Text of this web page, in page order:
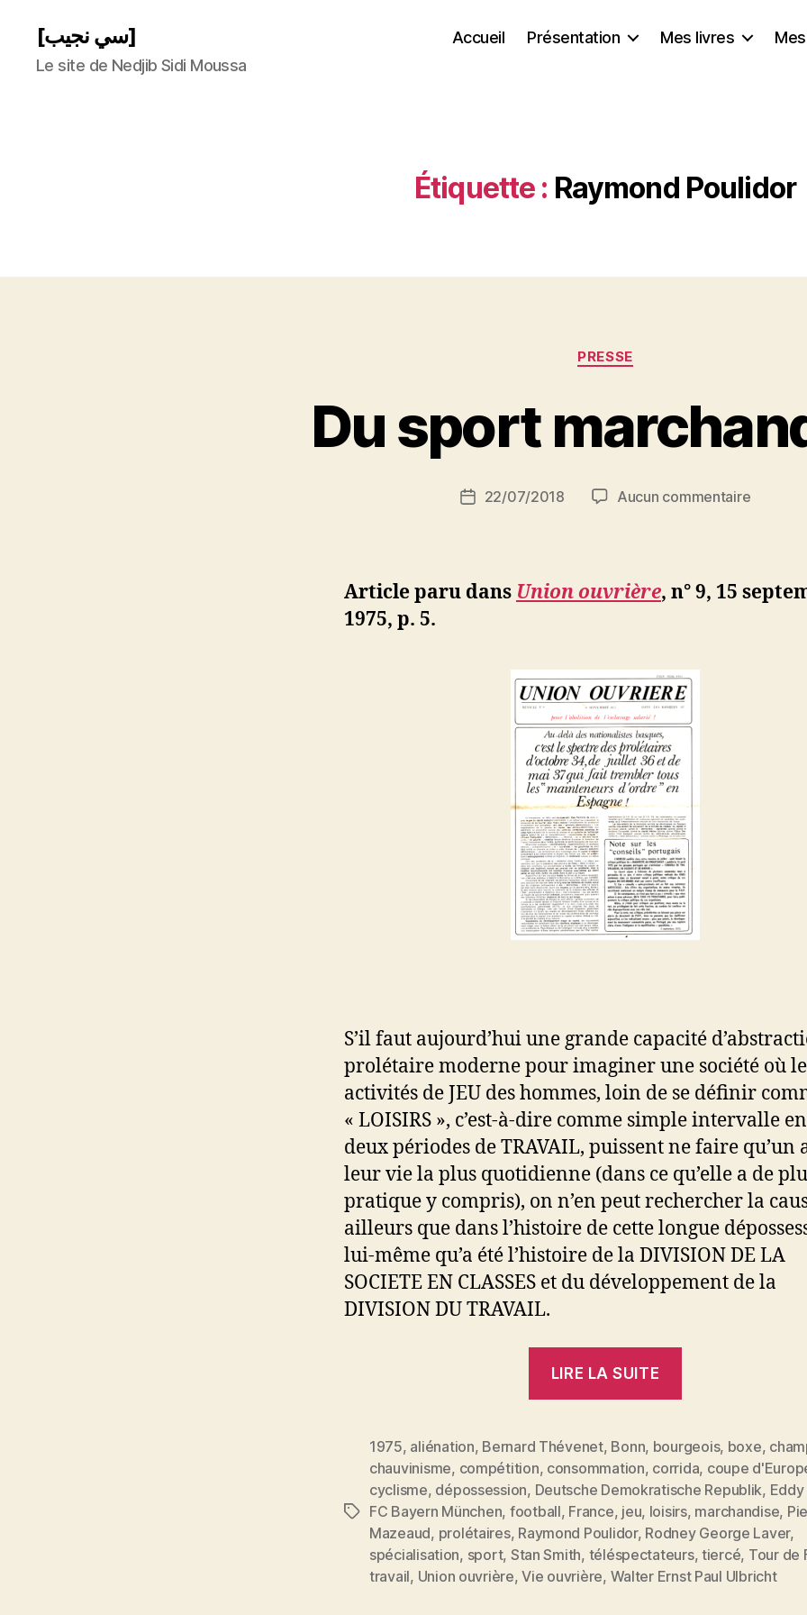
[سي نجيب]
Le site de Nedjib Sidi Moussa
Accueil Présentation Mes livres
Étiquette : Raymond Poulidor
Catégories
PRESSE
Du sport
r
N
b
Date22/07/2018 Aucun commentairesur
Article paru dans Union ouvrière, n° 9, 15
1975, p. 5.
S’il faut aujourd’hui une grande capacité
prolétaire moderne pour imaginer une société où
activités de JEU des hommes, loin de se définir
« LOISIRS », c’est-à-dire comme simple intervalle
deux périodes de TRAVAIL, puissent ne faire qu’un
leur vie la plus quotidienne (dans ce qu’elle a de
pratique y compris), on n’en peut rechercher la
ailleurs que dans l’histoire de cette longue
lui-même qu’a été l’histoire de la DIVISION DE LA
SOCIETE EN CLASSES et du développement de la
DIVISION DU TRAVAIL.
LIRE LA SUITE
Étiquettes
1975, aliénation, Bernard Thévenet, Bonn, bourgeois, boxe,
chauvinisme, compétition, consommation, corrida, coupe
cyclisme, dépossession, Deutsche Demokratische Republik,
FC Bayern München, football, France, jeu, loisirs, marchandise,
Mazeaud, prolétaires, Raymond Poulidor, Rodney George Laver,
spécialisation, sport, Stan Smith, téléspectateurs,tiercé, Tour de
travail, Union ouvrière,Vie ouvrière, Walter Ernst Paul Ulbricht